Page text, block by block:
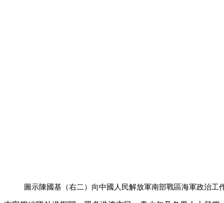
圖示陳國基（右二）向中國人民解放軍南部戰區海軍政治工